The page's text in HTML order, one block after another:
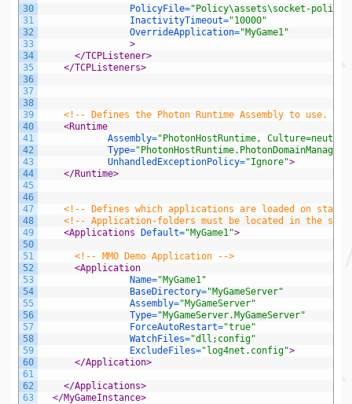
30
31
32
33
34
35
36
37
38
39
40
41
42
43
44
45
46
47
48
49
50
51
52
53
54
55
56
57
58
59
60
61
62
63
PolicyFile="Policy\assets\socket-
InactivityTimeout="10000"
OverrideApplication="MyGame1"
>
</TCPListener>
</TCPListeners>
<!-- Defines the Photon Runtime Assembly to use. -->
<Runtime
Assembly="PhotonHostRuntime,
Type="PhotonHostRuntime.PhotonDomainManager"
UnhandledExceptionPolicy="Ignore">
</Runtime>
<!-- Defines which applications are loaded on
<!-- Application-folders must be located in the
<Applications Default="MyGame1">
<!-- MMO Demo Application -->
<Application
Name="MyGame1"
BaseDirectory="MyGameServer"
Assembly="MyGameServer"
Type="MyGameServer.MyGameServer"
ForceAutoRestart="true"
WatchFiles="dll;config"
ExcludeFiles="log4net.config">
</Application>
</Applications>
</MyGameInstance>